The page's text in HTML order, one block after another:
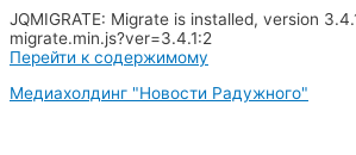
JQMIGRATE: Migrate is installed, version
migrate.min.js?ver=3.4.1:2
Перейти к содержимому
Медиахолдинг "Новости Радужного"